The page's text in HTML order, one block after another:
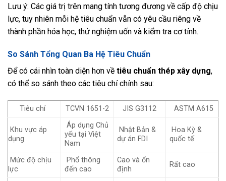
Lưu ý: Các giá trị trên mang tính tương đương về cấp độ chịu
lực, tuy nhiên mỗi hệ tiêu chuẩn vẫn có yêu cầu riêng về
thành phần hóa học, thử nghiệm uốn và kiểm tra cơ tính.
So Sánh Tổng Quan Ba Hệ Tiêu Chuẩn
Để có cái nhìn toàn diện hơn về tiêu chuẩn thép xây dựng,
có thể so sánh theo các tiêu chí chính sau:
Tiêu chí TCVN 1651-2 JIS G3112 ASTM A615
Khu vực áp
dụng
Áp dụng Chủ
yếu tại Việt
Nam
Nhật Bản &
dự án FDI
Hoa Kỳ &
quốc tế
Mức độ chịu
lực
Phổ thông
đến cao
Cao và ổn
định
Rất cao